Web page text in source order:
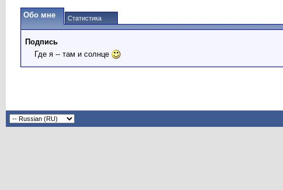
Обо мне Статистика
Подпись
Где я -- там и солнце